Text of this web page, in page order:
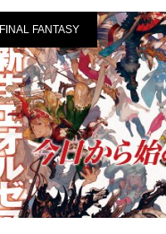
FINAL FANTASY